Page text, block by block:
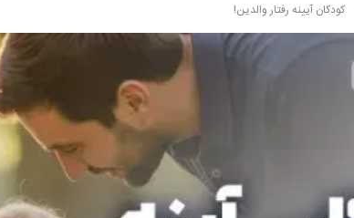
کودکان آیینه رفتار والدین!